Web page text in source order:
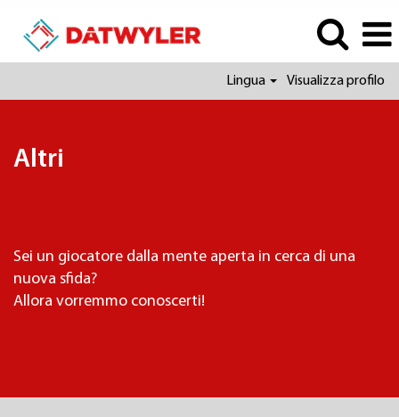
Lingua Visualizza profilo
Altri
Sei un giocatore dalla mente aperta in cerca di una
nuova sfida?
Allora vorremmo conoscerti!